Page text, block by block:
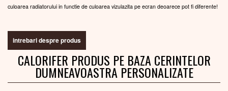
culoarea radiatorului in functie de culoarea vizulazita pe ecran deoarece pot fi diferente!
intrebari despre produs
CALORIFER PRODUS PE BAZA CERINTELOR
DUMNEAVOASTRA PERSONALIZATE